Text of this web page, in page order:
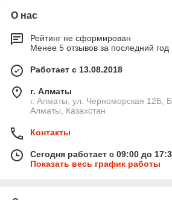
О нас
Рейтинг не сформирован
Менее 5 отзывов за последний год
Работает с 13.08.2018
г. Алматы
г. Алматы, ул. Черноморская 12Б,
Алматы, Казахстан
Контакты
Сегодня работает с 09:00 до
Показать весь график работы